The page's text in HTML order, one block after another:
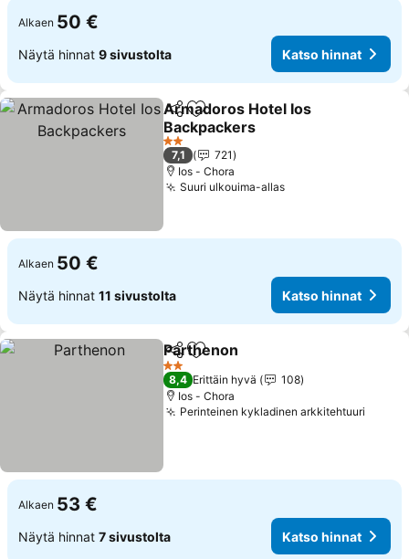
Alkaen 50 €
Näytä hinnat 9 sivustolta Katso hinnat
Jaa Lisää suosikkeihin
Armadoros Hotel Ios
Backpackers
Katso hinnat
2 Tähtiluokitus
7,1
721
Ios - Chora
Suuri ulkouima-allasKatso hinnat
Alkaen 50 €
Näytä hinnat 11 sivustolta Katso hinnat
Jaa Lisää suosikkeihin
Parthenon
2 Tähtiluokitus
8,4 Erittäin hyvä
108
Ios - Chora
Perinteinen kykladinen arkkitehtuuri
Alkaen 53 €
Näytä hinnat 7 sivustolta Katso hinnat